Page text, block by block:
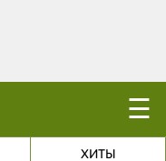
☰
ХИТЫ